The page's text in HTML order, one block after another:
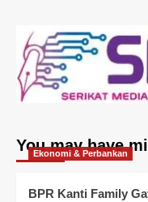
You may have
Ekonomi & Perbankan
BPR Kanti Family